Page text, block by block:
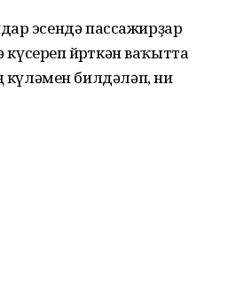
эсендә пассажирҙар
күсереп йөрөткән ваҡытта
билдәләп, ни